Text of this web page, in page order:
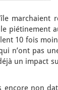
piétinement
10 fois
n’ont pas
un impact
non